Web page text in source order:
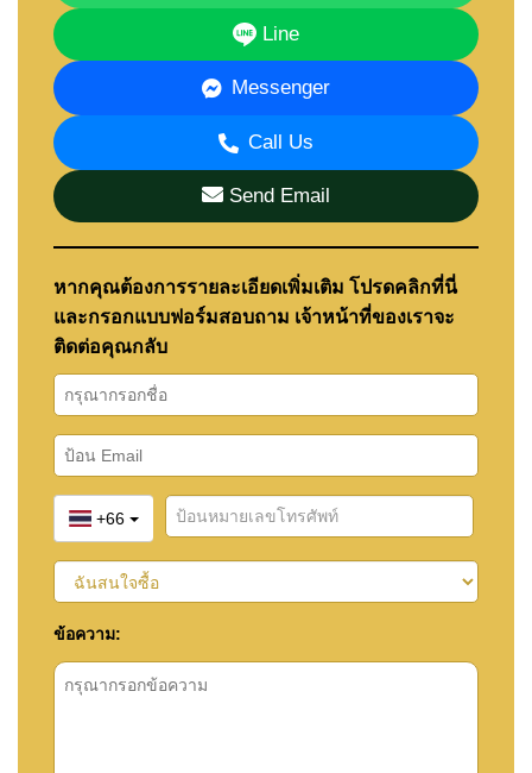
Line
Messenger
Call Us
Send Email
หากคุณต้องการรายละเอียดเพิ่มเติม โปรดคลิกที่นี่
และกรอกแบบฟอร์มสอบถาม เจ้าหน้าที่ของเราจะ
ติดต่อคุณกลับ
+66
ข้อความ: